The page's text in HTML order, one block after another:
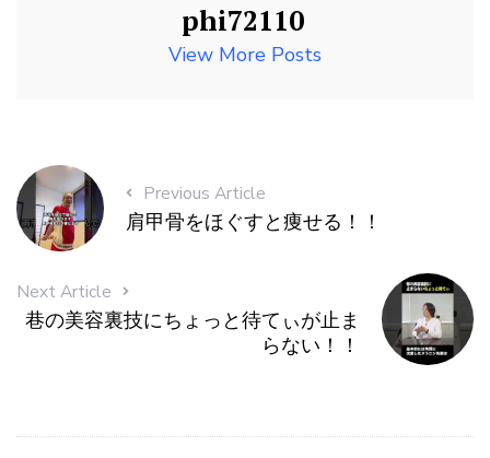
phi72110
View More Posts
Previous Article
肩甲骨をほぐすと痩せる！！
Next Article
巷の美容裏技にちょっと待てぃが止ま
らない！！